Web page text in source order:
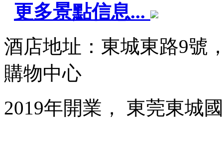
更多景點信息...
酒店地址：東城東路9號
購物中心
2019年開業， 東莞東